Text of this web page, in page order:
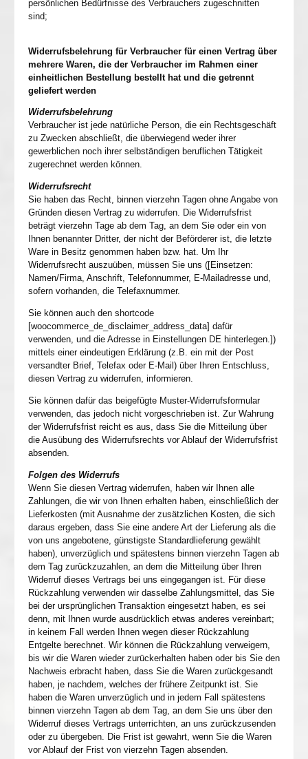
persönlichen Bedürfnisse des Verbrauchers zugeschnitten
sind;
Widerrufsbelehrung für Verbraucher für einen Vertrag über
mehrere Waren, die der Verbraucher im Rahmen einer
einheitlichen Bestellung bestellt hat und die getrennt
geliefert werden
Widerrufsbelehrung
Verbraucher ist jede natürliche Person, die ein Rechtsgeschäft
zu Zwecken abschließt, die überwiegend weder ihrer
gewerblichen noch ihrer selbständigen beruflichen Tätigkeit
zugerechnet werden können.
Widerrufsrecht
Sie haben das Recht, binnen vierzehn Tagen ohne Angabe von
Gründen diesen Vertrag zu widerrufen. Die Widerrufsfrist
beträgt vierzehn Tage ab dem Tag, an dem Sie oder ein von
Ihnen benannter Dritter, der nicht der Beförderer ist, die letzte
Ware in Besitz genommen haben bzw. hat. Um Ihr
Widerrufsrecht auszuüben, müssen Sie uns ([Einsetzen:
Namen/Firma, Anschrift, Telefonnummer, E-Mailadresse und,
sofern vorhanden, die Telefaxnummer.
Sie können auch den shortcode
[woocommerce_de_disclaimer_address_data] dafür
verwenden, und die Adresse in Einstellungen DE hinterlegen.])
mittels einer eindeutigen Erklärung (z.B. ein mit der Post
versandter Brief, Telefax oder E-Mail) über Ihren Entschluss,
diesen Vertrag zu widerrufen, informieren.
Sie können dafür das beigefügte Muster-Widerrufsformular
verwenden, das jedoch nicht vorgeschrieben ist. Zur Wahrung
der Widerrufsfrist reicht es aus, dass Sie die Mitteilung über
die Ausübung des Widerrufsrechts vor Ablauf der Widerrufsfrist
absenden.
Folgen des Widerrufs
Wenn Sie diesen Vertrag widerrufen, haben wir Ihnen alle
Zahlungen, die wir von Ihnen erhalten haben, einschließlich der
Lieferkosten (mit Ausnahme der zusätzlichen Kosten, die sich
daraus ergeben, dass Sie eine andere Art der Lieferung als die
von uns angebotene, günstigste Standardlieferung gewählt
haben), unverzüglich und spätestens binnen vierzehn Tagen ab
dem Tag zurückzuzahlen, an dem die Mitteilung über Ihren
Widerruf dieses Vertrags bei uns eingegangen ist. Für diese
Rückzahlung verwenden wir dasselbe Zahlungsmittel, das Sie
bei der ursprünglichen Transaktion eingesetzt haben, es sei
denn, mit Ihnen wurde ausdrücklich etwas anderes vereinbart;
in keinem Fall werden Ihnen wegen dieser Rückzahlung
Entgelte berechnet. Wir können die Rückzahlung verweigern,
bis wir die Waren wieder zurückerhalten haben oder bis Sie den
Nachweis erbracht haben, dass Sie die Waren zurückgesandt
haben, je nachdem, welches der frühere Zeitpunkt ist. Sie
haben die Waren unverzüglich und in jedem Fall spätestens
binnen vierzehn Tagen ab dem Tag, an dem Sie uns über den
Widerruf dieses Vertrags unterrichten, an uns zurückzusenden
oder zu übergeben. Die Frist ist gewahrt, wenn Sie die Waren
vor Ablauf der Frist von vierzehn Tagen absenden.